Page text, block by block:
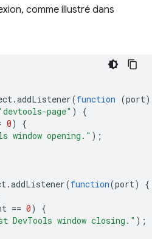
comme illustré dans
.addListener(function (port)
page" )
{
0)
{
window opening." );
.addListener(function(port)
{
== 0)
{
DevTools window closing." );